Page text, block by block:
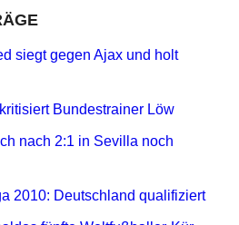
siegt gegen Ajax und holt
Bundestrainer Löw
nach 2:1 in Sevilla noch
2010: Deutschland qualifiziert